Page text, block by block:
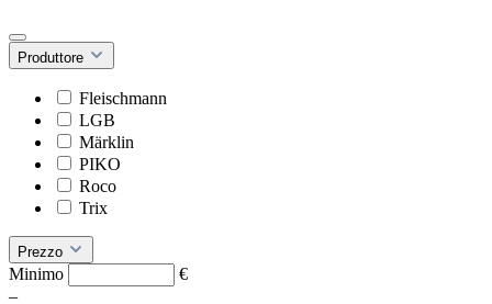
Produttore
Fleischmann
LGB
Märklin
PIKO
Roco
Trix
Prezzo
Minimo
€
–